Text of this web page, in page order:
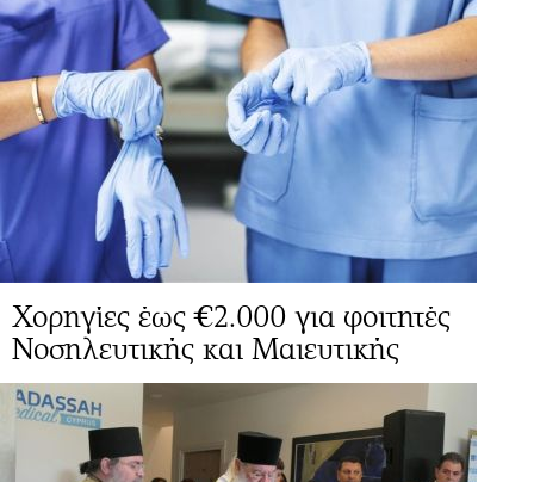
Χορηγίες έως €2.000 για φοιτητές
Νοσηλευτικής και Μαιευτικής